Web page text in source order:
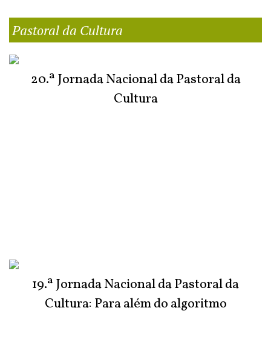
Pastoral da Cultura
20.ª Jornada Nacional da Pastoral da
Cultura
19.ª Jornada Nacional da Pastoral da
Cultura: Para além do algoritmo